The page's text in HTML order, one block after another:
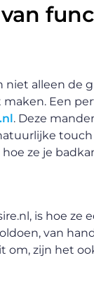
alleen de
Een
. Deze
ze je
is hoe
van
zijn het